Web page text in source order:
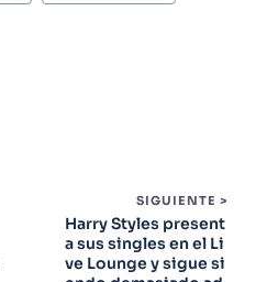
SIGUIENTE >
Harry Styles present
a sus singles en el Li
ve Lounge y sigue si